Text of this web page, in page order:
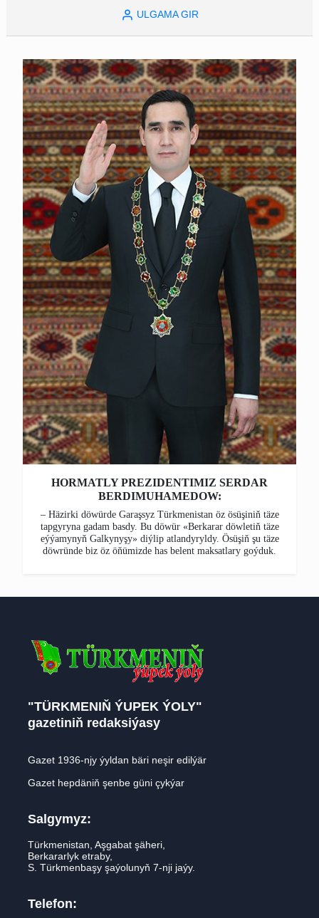
ULGAMA GIR
HORMATLY PREZIDENTIMIZ SERDAR
BERDIMUHAMEDOW:
– Häzirki döwürde Garaşsyz Türkmenistan öz ösüşiniň täze
tapgyryna gadam basdy. Bu döwür «Berkarar döwletiň täze
eýýamynyň Galkynyşy» diýlip atlandyryldy. Ösüşiň şu täze
döwründe biz öz öňümizde has belent maksatlary goýduk.
"TÜRKMENIŇ ÝUPEK ÝOLY"
gazetiniň redaksiýasy
Gazet 1936-njy ýyldan bäri neşir edilýär
Gazet hepdäniň şenbe güni çykýar
Salgymyz:
Türkmenistan, Aşgabat şäheri,
Berkararlyk etraby,
S. Türkmenbaşy şaýolunyň 7-nji jaýy.
Telefon: